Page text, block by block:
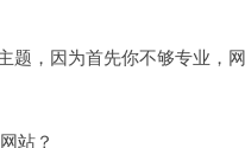
，因为首先你不够专业，